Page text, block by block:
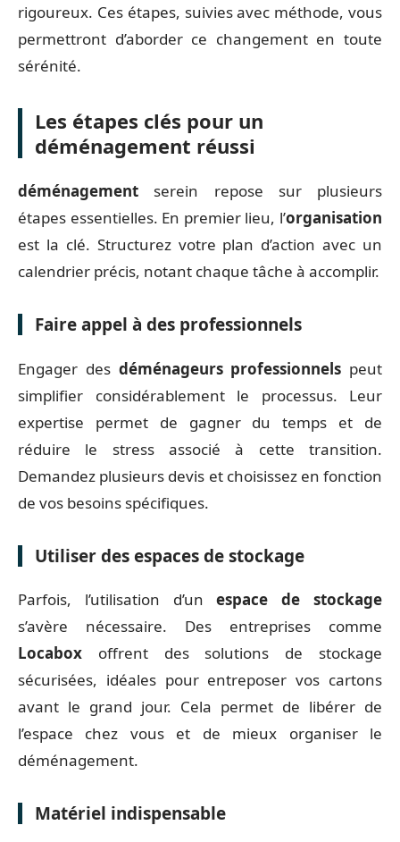
rigoureux. Ces étapes, suivies avec méthode, vous
permettront d’aborder ce changement en toute
sérénité.
Les étapes clés pour un
déménagement réussi
déménagement serein repose sur plusieurs
étapes essentielles. En premier lieu, l’organisation
est la clé. Structurez votre plan d’action avec un
calendrier précis, notant chaque tâche à accomplir.
Faire appel à des professionnels
Engager des déménageurs professionnels peut
simplifier considérablement le processus. Leur
expertise permet de gagner du temps et de
réduire le stress associé à cette transition.
Demandez plusieurs devis et choisissez en fonction
de vos besoins spécifiques.
Utiliser des espaces de stockage
Parfois, l’utilisation d’unespace de stockage
s’avère nécessaire. Des entreprises comme
Locabox offrent des solutions de stockage
sécurisées, idéales pour entreposer vos cartons
avant le grand jour. Cela permet de libérer de
l’espace chez vous et de mieux organiser le
déménagement.
Matériel indispensable